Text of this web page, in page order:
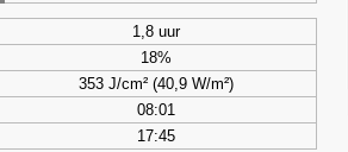
1,8 uur
18%
353 J/cm² (40,9 W/m²)
08:01
17:45